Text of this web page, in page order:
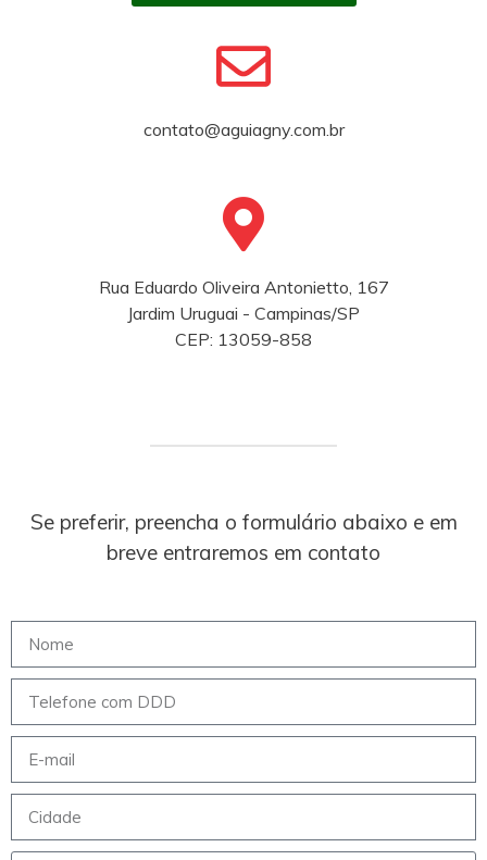
contato@aguiagny.com.br
Rua Eduardo Oliveira Antonietto, 167
Jardim Uruguai - Campinas/SP
CEP: 13059-858
Se preferir, preencha o formulário abaixo e em
breve entraremos em contato